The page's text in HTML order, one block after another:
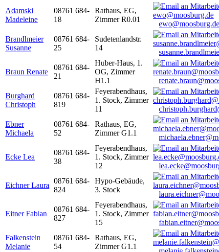
Adamski
Madeleine
08761 684-
18
Rathaus, EG,
Zimmer R0.01
ewo@moosburg.de
Brandlmeier
Susanne
08761 684-
25
Sudetenlandstr.
14
Braun Renate
08761 684-
21
Huber-Haus, 1.
OG, Zimmer
H1.1
Burghard
Christoph
08761 684-
819
Feyerabendhaus,
1. Stock, Zimmer
11
Ebner
Michaela
08761 684-
52
Rathaus, EG,
Zimmer G1.1
Ecke Lea
08761 684-
38
Feyerabendhaus,
1. Stock, Zimmer
12
Eichner Laura
08761 684-
824
Hypo-Gebäude,
3. Stock
Eitner Fabian
08761 684-
827
Feyerabendhaus,
1. Stock, Zimmer
15
Falkenstein
Melanie
08761 684-
54
Rathaus, EG,
Zimmer G1.1